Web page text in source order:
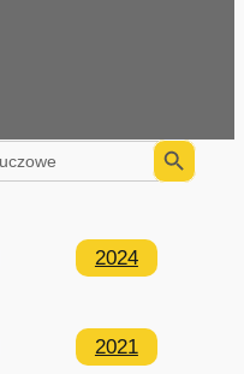
Search Button
2024
2021